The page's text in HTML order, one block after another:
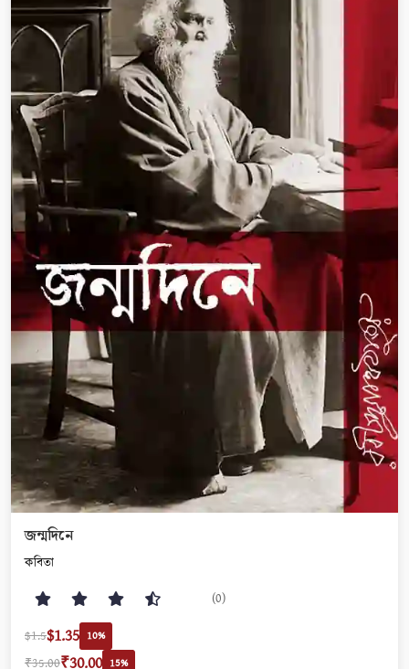
জন্মদিনে
কবিতা
(0)
$1.5$1.35 10%
₹35.00₹30.00 15%